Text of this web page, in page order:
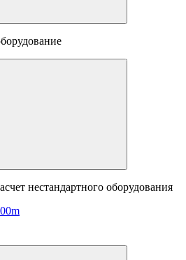
нестандартного оборудования